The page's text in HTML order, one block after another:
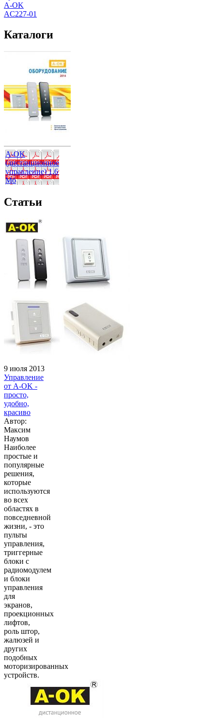
A-OK
AC227-01
Каталоги
A-OK
(дистанционное
управление) 1,6
Мб
Статьи
9 июля 2013
Управление
от A-OK -
просто,
удобно,
красиво
Автор:
Максим
Наумов
Наиболее
простые и
популярные
решения,
которые
используются
во всех
областях в
повседневной
жизни, - это
пульты
управления,
триггерные
блоки с
радиомодулем
и блоки
управления
для
экранов,
проекционных
лифтов,
роль штор,
жалюзей и
других
подобных
моторизированных
устройств.